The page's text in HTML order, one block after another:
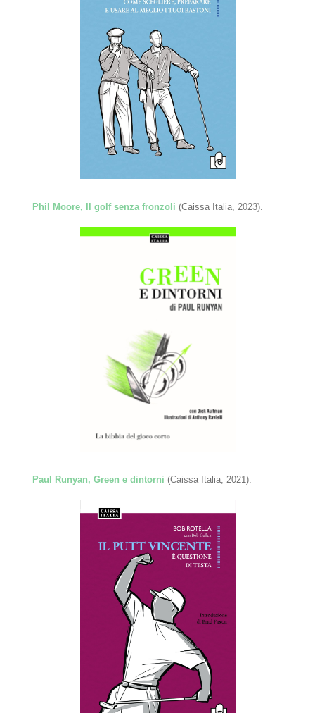
Phil Moore, Il golf senza fronzoli(Caissa Italia, 2023).
Paul Runyan, Green e dintorni (Caissa Italia, 2021).